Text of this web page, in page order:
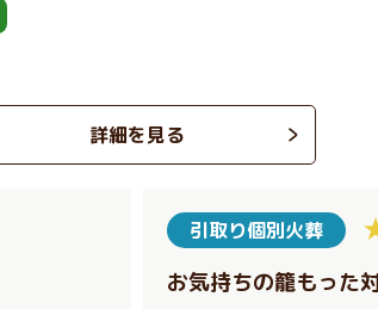
詳細を見る
引取り個別火葬
お気持ちの籠もった